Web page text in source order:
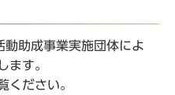
助成事業実施団体によ
ます。
ください。